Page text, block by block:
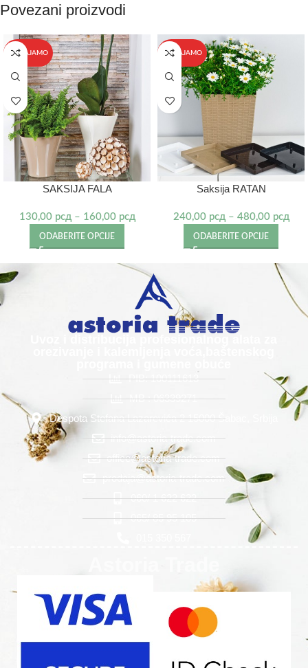
Povezani proizvodi
IZDVAJAMO
SAKSIJA FALA
130,00 рсд – 160,00 рсд
ODABERITE OPCIJE
IZDVAJAMO
Saksija RATAN
240,00 рсд – 480,00 рсд
ODABERITE OPCIJE
PIB: 100111613
MB : 06339271
Despota Stefana Lazarevića 2 15000 Šabac, Srbija
info@astoria-trade.com
office@astoria-trade.com
prodaja@astoria-trade.com
060/ 1 622 622
065/ 85 95 105